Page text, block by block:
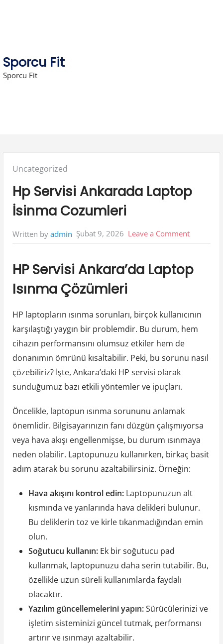
Sporcu Fit
Sporcu Fit
Posted
Uncategorized
Hp Servisi Ankarada Laptop
İsinma Cozumleri
Written by admin Şubat 9, 2026 Leave a Commenton
Ankarada
HP Servisi Ankara’da Laptop
Isınma Çözümleri
HP laptopların ısınma sorunları, birçok kullanıcının
karşılaştığı yaygın bir problemdir. Bu durum, hem
cihazın performansını olumsuz etkiler hem de
donanımın ömrünü kısaltabilir. Peki, bu sorunu nasıl
çözebiliriz? İşte, Ankara’daki HP servisi olarak
sunduğumuz bazı etkili yöntemler ve ipuçları.
Öncelikle, laptopun ısınma sorununu anlamak
önemlidir. Bilgisayarınızın fanı düzgün çalışmıyorsa
veya hava akışı engellenmişse, bu durum ısınmaya
neden olabilir. Laptopunuzu kullanırken, birkaç basit
adım atarak bu sorunu azaltabilirsiniz. Örneğin:
Hava akışını kontrol edin:Laptopunuzun alt
kısmında ve yanlarında hava delikleri bulunur.
Bu deliklerin toz ve kirle tıkanmadığından emin
olun.
Soğutucu kullanın:Ek bir soğutucu pad
kullanmak, laptopunuzu daha serin tutabilir. Bu,
özellikle uzun süreli kullanımlarda faydalı
olacaktır.
Yazılım güncellemelerini yapın:Sürücülerinizi ve
işletim sisteminizi güncel tutmak, performansı
artırır ve ısınmayı azaltabilir.